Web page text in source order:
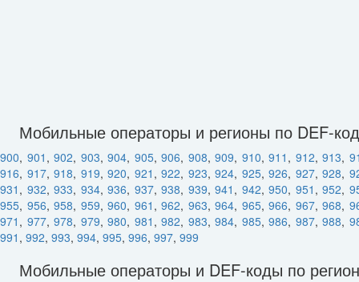
Мобильные операторы и регионы по DEF-
900, 901 , 902, 903, 904, 905, 906, 908, 909, 910, 911 , 912, 913,
916, 917, 918, 919, 920, 921 , 922, 923, 924, 925, 926, 927, 928,
931 , 932, 933, 934, 936, 937, 938, 939, 941 , 942, 950, 951 , 952,
955, 956, 958, 959, 960, 961 , 962, 963, 964, 965, 966, 967, 968,
971 , 977, 978, 979, 980, 981 , 982, 983, 984, 985, 986, 987, 988,
991 , 992, 993, 994, 995, 996, 997, 999
Мобильные операторы и DEF-коды по